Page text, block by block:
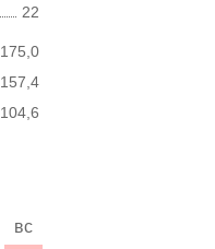
22
175,0
157,4
104,6
вс